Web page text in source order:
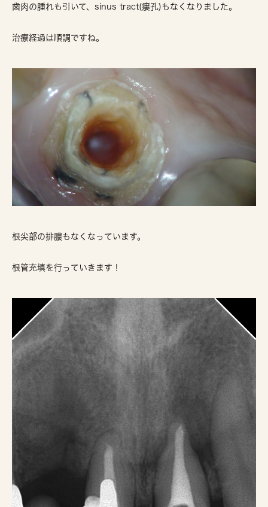
歯肉の腫れも引いて、sinus tract(瘻孔)もなくなりました。
治療経過は順調ですね。
根尖部の排膿もなくなっています。
根管充填を行っていきます！